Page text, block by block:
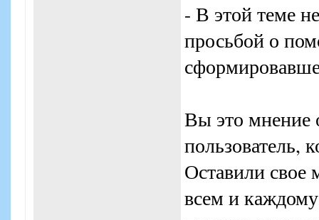
- В этой теме
просьбой о
Вы это мнение
пользователь,
Оставили свое
всем и